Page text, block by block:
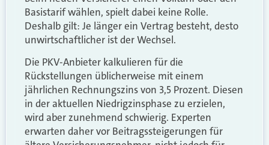
Basistarif wählen, spielt dabei keine Rolle.
Deshalb gilt: Je länger ein Vertrag besteht, desto
unwirtschaftlicher ist der Wechsel.
Die PKV-Anbieter kalkulieren für die
Rückstellungen üblicherweise mit einem
jährlichen Rechnungszins von 3,5 Prozent. Diesen
in der aktuellen Niedrigzinsphase zu erzielen,
wird aber zunehmend schwierig. Experten
erwarten daher vor Beitragssteigerungen für